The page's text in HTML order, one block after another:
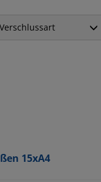
Verschlussart
15xA4